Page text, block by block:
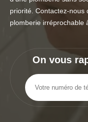
priorité. Contactez-nous
plomberie irréprochable
On vous